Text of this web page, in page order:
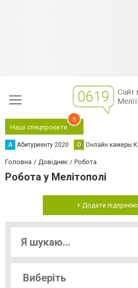
Наші спецпроєкти
5
А Абитуриенту 2020 О Онлайн камеры
Головна Довідник Робота
Робота у Мелітополі
+ Додати